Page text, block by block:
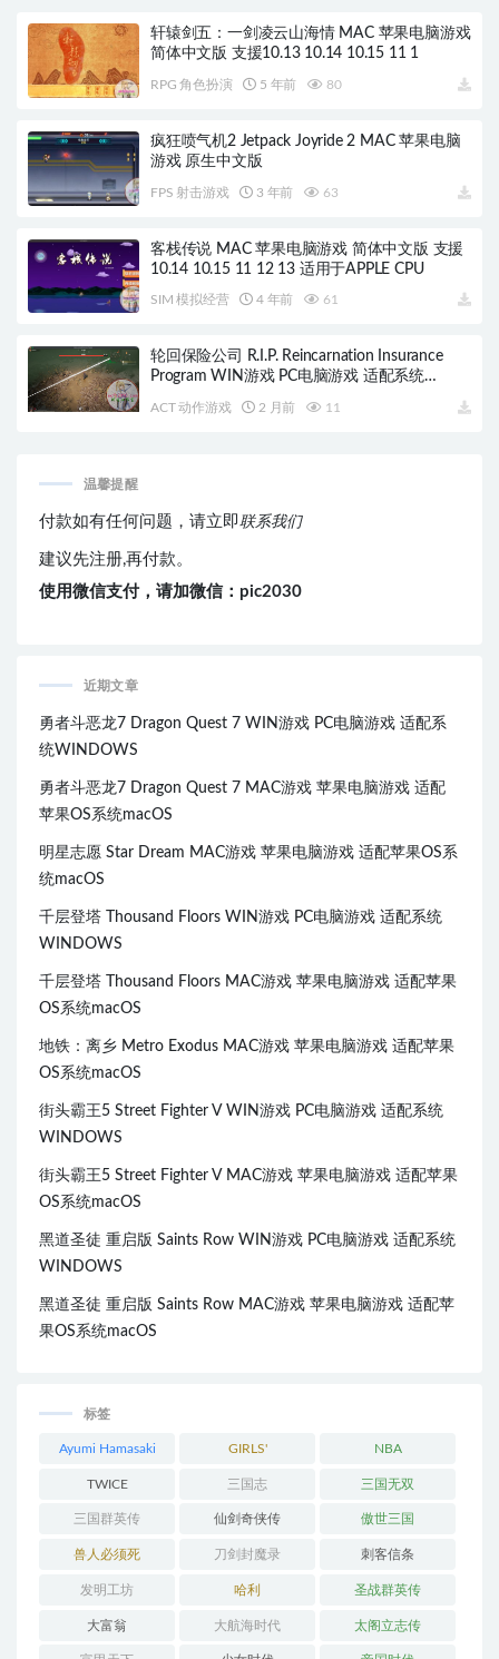
轩辕剑五：一剑凌云山海情 MAC 苹果电脑游戏
简体中文版 支援10.13 10.14 10.15 11 1
RPG 角色扮演 5 年前 80
疯狂喷气机2 Jetpack Joyride 2 MAC 苹果电脑
游戏 原生中文版
FPS 射击游戏 3 年前 63
客栈传说 MAC 苹果电脑游戏 简体中文版 支援
10.14 10.15 11 12 13 适用于APPLE CPU
SIM 模拟经营 4 年前 61
轮回保险公司 R.I.P. Reincarnation Insurance
Program WIN游戏 PC电脑游戏 适配系统
ACT 动作游戏 2 月前 11
温馨提醒
付款如有任何问题，请立即联系我们
建议先注册,再付款。
使用微信支付，请加微信：pic2030
近期文章
勇者斗恶龙7 Dragon Quest 7 WIN游戏 PC电脑游戏 适配系
统WINDOWS
勇者斗恶龙7 Dragon Quest 7 MAC游戏 苹果电脑游戏 适配
苹果OS系统macOS
明星志愿 Star Dream MAC游戏 苹果电脑游戏 适配苹果OS系
统macOS
千层登塔 Thousand Floors WIN游戏 PC电脑游戏 适配系统
WINDOWS
千层登塔 Thousand Floors MAC游戏 苹果电脑游戏 适配苹果
OS系统macOS
地铁：离乡 Metro Exodus MAC游戏 苹果电脑游戏 适配苹果
OS系统macOS
街头霸王5 Street Fighter V WIN游戏 PC电脑游戏 适配系统
WINDOWS
街头霸王5 Street Fighter V MAC游戏 苹果电脑游戏 适配苹果
OS系统macOS
黑道圣徒 重启版 Saints Row WIN游戏 PC电脑游戏 适配系统
WINDOWS
黑道圣徒 重启版 Saints Row MAC游戏 苹果电脑游戏 适配苹
果OS系统macOS
标签
Ayumi Hamasaki GIRLS'
GENERATION
NBA
TWICE 三国志 三国无双
三国群英传 仙剑奇侠传 傲世三国
兽人必须死 刀剑封魔录 刺客信条
发明工坊 哈利 圣战群英传
大富翁 大航海时代 太阁立志传